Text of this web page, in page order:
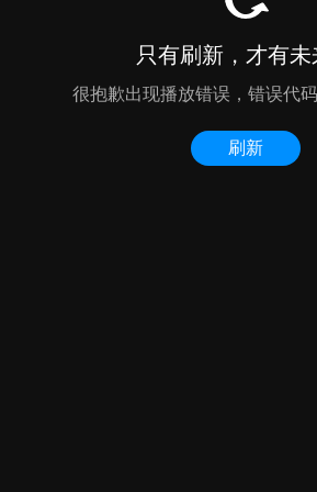
只有刷新，才有未
很抱歉出现播放错误，错误代码
刷新